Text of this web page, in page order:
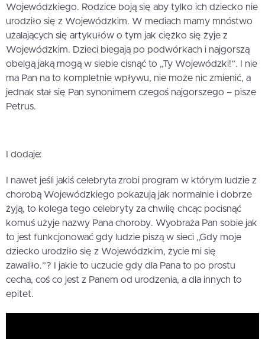
Wojewódzkiego. Rodzice boją się aby tylko ich dziecko nie
urodziło się z Wojewódzkim. W mediach mamy mnóstwo
użalających się artykułów o tym jak ciężko się żyje z
Wojewódzkim. Dzieci biegają po podwórkach i najgorszą
obelgą jaką mogą w siebie cisnąć to „Ty Wojewódzki!”. I nie
ma Pan na to kompletnie wpływu, nie może nic zmienić, a
jednak stał się Pan synonimem czegoś najgorszego – pisze
Petrus.
I dodaje:
I nawet jeśli jakiś celebryta zrobi program w którym ludzie z
chorobą Wojewódzkiego pokazują jak normalnie i dobrze
żyją, to kolega tego celebryty za chwilę chcąc pocisnąć
komuś użyje nazwy Pana choroby. Wyobraża Pan sobie jak
to jest funkcjonować gdy ludzie piszą w sieci „Gdy moje
dziecko urodziło się z Wojewódzkim, życie mi się
zawaliło.”? I jakie to uczucie gdy dla Pana to po prostu
cecha, coś co jest z Panem od urodzenia, a dla innych to
epitet.